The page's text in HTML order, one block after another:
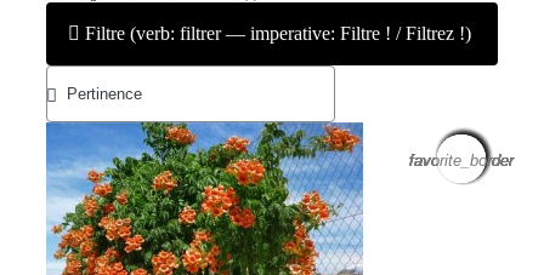
Filtre (verb: filtrer — imperative: Filtre ! / Filtrez !)
favorite_border
favorite_border
favorite_border
favorite_border
favorite_border
favorite_border
favorite_border
favorite_border
favorite_border
favorite_border
favorite_border
favorite_border